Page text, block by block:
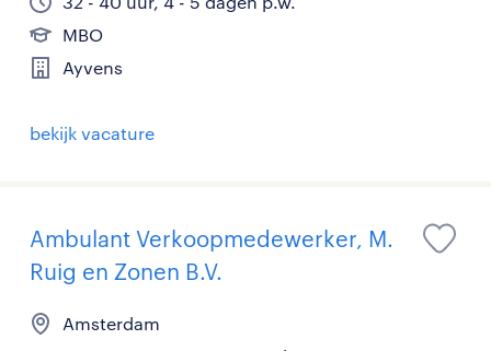
MBO
Ayvens
bekijk vacature
Ambulant Verkoopmedewerker, M.
Ruig en Zonen B.V.
Amsterdam